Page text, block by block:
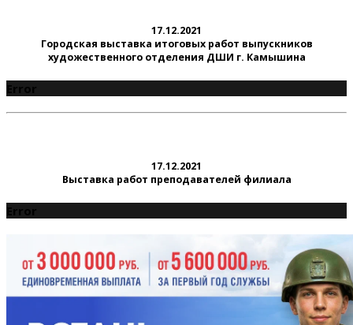
17.12.2021
Городская выставка итоговых работ выпускников
художественного отделения ДШИ г. Камышина
Error
17.12.2021
Выставка работ преподавателей филиала
Error